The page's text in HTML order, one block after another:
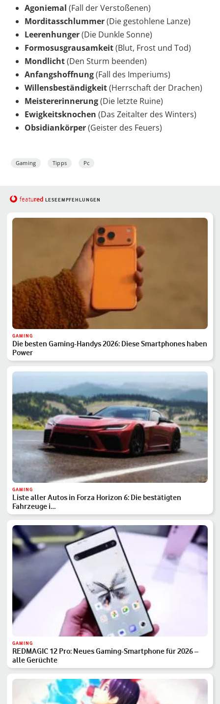
Agoniemal (Fall der Verstoßenen)
Morditasschlummer(Die gestohlene Lanze)
Leerenhunger(Die Dunkle Sonne)
Formosusgrausamkeit(Blut, Frost und Tod)
Mondlicht(Den Sturm beenden)
Anfangshoffnung(Fall des Imperiums)
Willensbeständigkeit(Herrschaft der Drachen)
Meistererinnerung(Die letzte Ruine)
Ewigkeitsknochen (Das Zeitalter des Winters)
Obsidiankörper(Geister des Feuers)
Gaming Tipps Pc
featured LESEEMPFEHLUNGEN
GAMING
Die besten Gaming-Handys 2026: Diese Smartphones haben
Power
GAMING
Liste aller Autos in Forza Horizon 6: Die bestätigten
Fahrzeuge i…
GAMING
REDMAGIC 12 Pro: Neues Gaming-Smartphone für 2026 –
alle Gerüchte